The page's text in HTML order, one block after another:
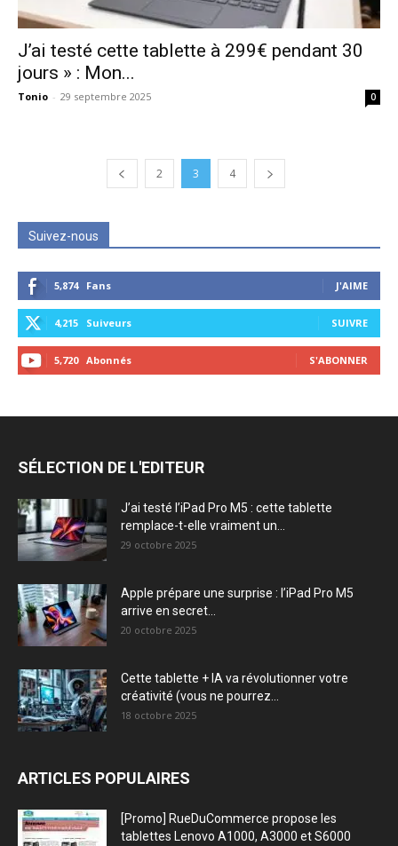
J’ai testé cette tablette à 299€ pendant 30
jours » : Mon...
Tonio - 29 septembre 2025 0
2 3 4
Suivez-nous
5,874 Fans J'AIME
4,215 Suiveurs SUIVRE
5,720 Abonnés S'ABONNER
SÉLECTION DE L'EDITEUR
J’ai testé l’iPad Pro M5 : cette tablette
remplace-t-elle vraiment un...
29 octobre 2025
Apple prépare une surprise : l’iPad Pro M5
arrive en secret...
20 octobre 2025
Cette tablette + IA va révolutionner votre
créativité (vous ne pourrez...
18 octobre 2025
ARTICLES POPULAIRES
[Promo] RueDuCommerce propose les
tablettes Lenovo A1000, A3000 et S6000